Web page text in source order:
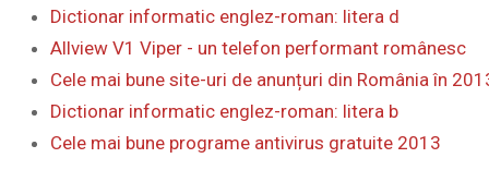
Dictionar informatic englez-roman: litera d
Allview V1 Viper - un telefon performant românesc
Cele mai bune site-uri de anunțuri din România în
Dictionar informatic englez-roman: litera b
Cele mai bune programe antivirus gratuite 2013